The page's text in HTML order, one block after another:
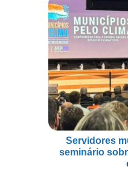
Servidores
seminário